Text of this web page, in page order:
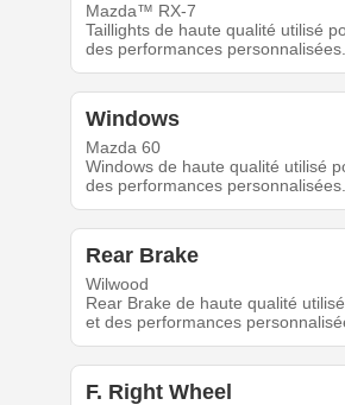
Mazda™ RX-7
Taillights de haute qualité utilisé
des performances personnalisées.
Windows
Mazda 60
Windows de haute qualité utilisé
des performances personnalisées.
Rear Brake
Wilwood
Rear Brake de haute qualité
et des performances
F. Right Wheel